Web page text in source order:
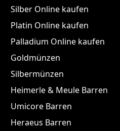
Silber Online kaufen
Platin Online kaufen
Palladium Online kaufen
Goldmünzen
Silbermünzen
Heimerle & Meule Barren
Umicore Barren
Heraeus Barren